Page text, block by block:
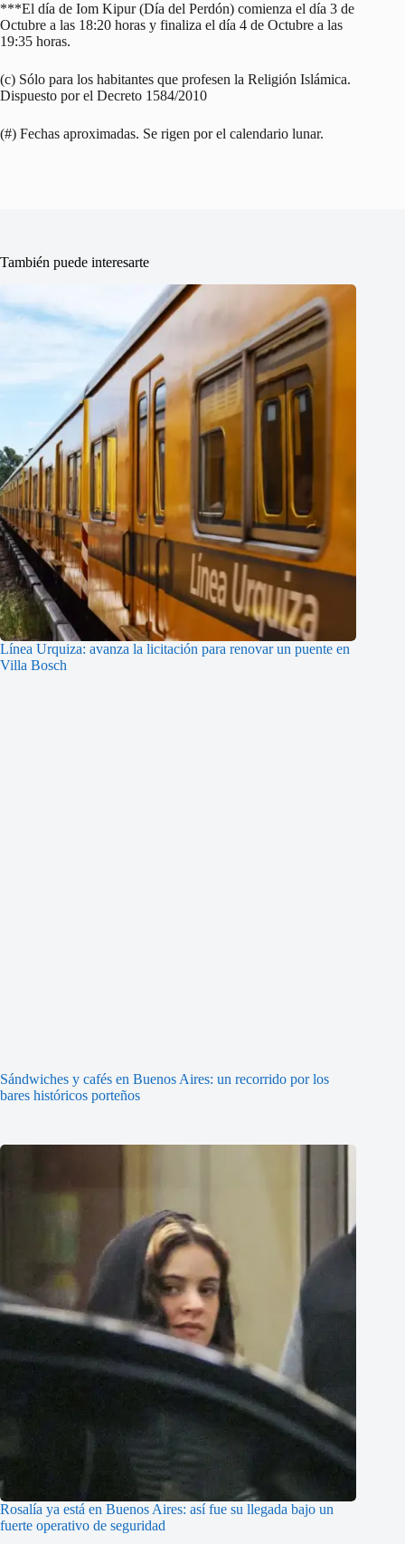
***El día de Iom Kipur (Día del Perdón) comienza el día 3 de
Octubre a las 18:20 horas y finaliza el día 4 de Octubre a las
19:35 horas.
(c) Sólo para los habitantes que profesen la Religión Islámica.
Dispuesto por el Decreto 1584/2010
(#) Fechas aproximadas. Se rigen por el calendario lunar.
También puede interesarte
Línea Urquiza: avanza la licitación para renovar un puente en
Villa Bosch
Sándwiches y cafés en Buenos Aires: un recorrido por los
bares históricos porteños
Rosalía ya está en Buenos Aires: así fue su llegada bajo un
fuerte operativo de seguridad